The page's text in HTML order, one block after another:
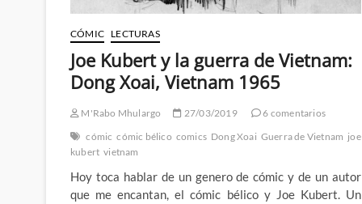
CÓMIC LECTURAS
Joe Kubert y la guerra de Vietnam:
Dong Xoai, Vietnam 1965
M'Rabo Mhulargo 27/03/2019
6 comentarios
cómic cómic bélico comics Dong Xoai Guerra de Vietnam joe
kubert vietnam
Hoy toca hablar de un genero de cómic y de un autor
que me encantan, el cómic bélico y Joe Kubert. Un